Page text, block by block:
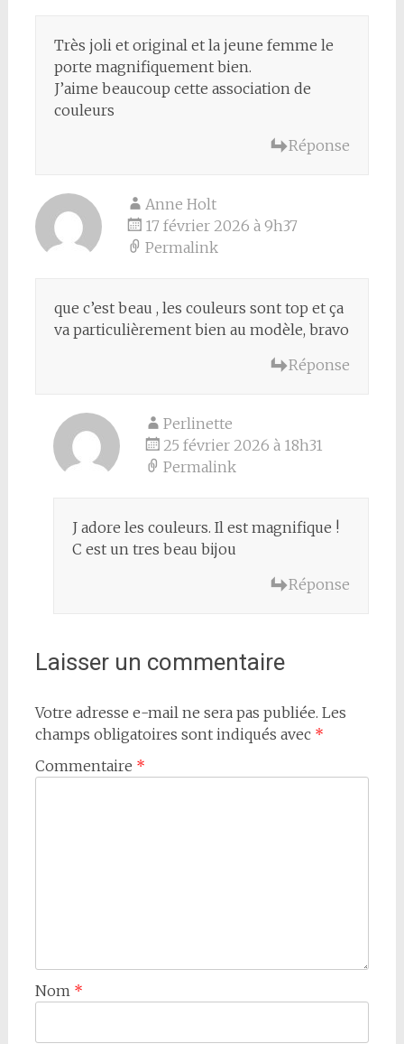
Très joli et original et la jeune femme le
porte magnifiquement bien.
J’aime beaucoup cette association de
couleurs
Réponse
Anne Holt
17 février 2026 à 9h37
Permalink
que c’est beau , les couleurs sont top et ça
va particulièrement bien au modèle, bravo
Réponse
Perlinette
25 février 2026 à 18h31
Permalink
J adore les couleurs. Il est magnifique !
C est un tres beau bijou
Réponse
Laisser un commentaire
Votre adresse e-mail ne sera pas publiée. Les
champs obligatoires sont indiqués avec *
Commentaire *
Nom *